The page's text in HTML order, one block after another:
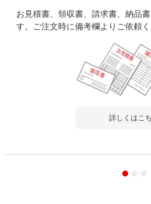
お見積書、領収書、請求書、納品
す。ご注文時に備考欄よりご依頼く
詳しくはこ